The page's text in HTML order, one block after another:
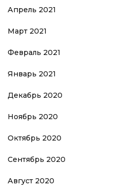
Апрель 2021
Март 2021
Февраль 2021
Январь 2021
Декабрь 2020
Ноябрь 2020
Октябрь 2020
Сентябрь 2020
Август 2020